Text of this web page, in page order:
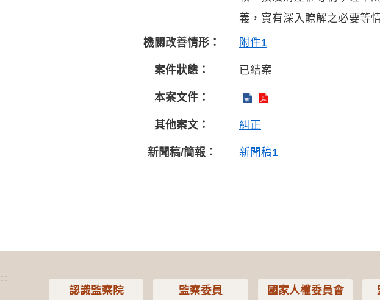
義，實有深入瞭解之必要等
機關改善情形：
附件1
案件狀態： 已結案
本案文件：
其他案文： 糾正
新聞稿/簡報： 新聞稿1
:::
認識監察院 監察委員 國家人權委員會